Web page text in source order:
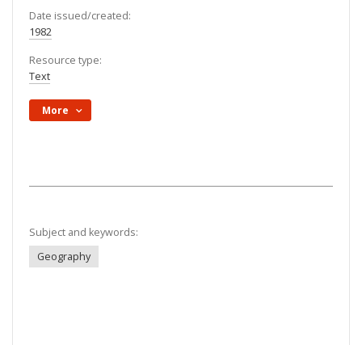
Date issued/created:
1982
Resource type:
Text
More
Subject and keywords:
Geography